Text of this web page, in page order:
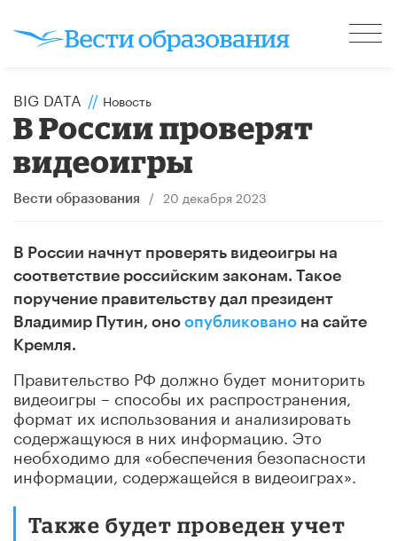
BIG DATA // Новость
В России проверят
видеоигры
Вести образования / 20 декабря 2023
В России начнут проверять видеоигры на
соответствие российским законам. Такое
поручение правительству дал президент
Владимир Путин, оно опубликовано на сайте
Кремля.
Правительство РФ должно будет мониторить
видеоигры – способы их распространения,
формат их использования и анализировать
содержащуюся в них информацию. Это
необходимо для «обеспечения безопасности
информации, содержащейся в видеоиграх».
Также будет проведен учет